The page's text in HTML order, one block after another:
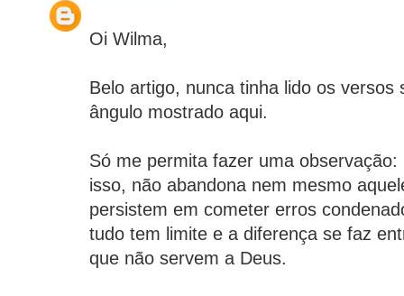
Oi Wilma,
Belo artigo, nunca tinha lido os versos
ângulo mostrado aqui.
Só me permita fazer uma
isso, não abandona nem mesmo
persistem em cometer erros
tudo tem limite e a diferença se faz
que não servem a Deus.